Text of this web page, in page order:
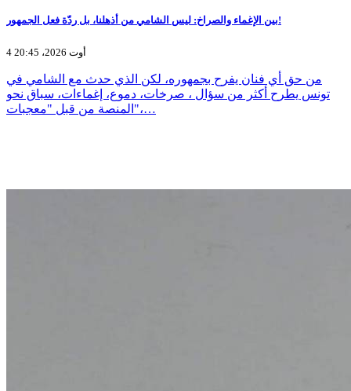
بين الإغماء والصراخ: ليس الشامي من أذهلنا، بل ردّة فعل الجمهور!
4 أوت 2026، 20:45
من حق أي فنان يفرح بجمهوره، لكن الذي حدث مع الشامي في
تونس يطرح أكثر من سؤال ، صرخات، دموع، إغماءات، سباق نحو
المنصة من قبل "معجبات"،…